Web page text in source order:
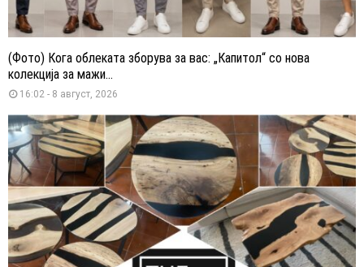
(Фото) Кога облеката зборува за вас: „Капитол“ со нова
колекција за мажи...
16:02 - 8 август, 2026